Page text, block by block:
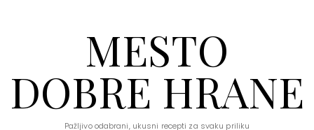
MESTO
DOBRE HRANE
Pažljivo odabrani, ukusni recepti za svaku priliku